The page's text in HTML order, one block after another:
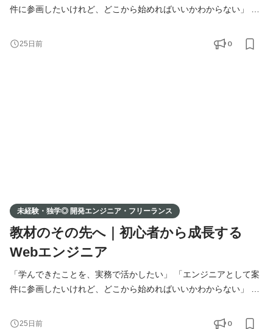
件に参画したいけれど、どこから始めればいいかわからない」 そ
案件に、エンジニアの方をマッチング・ご紹介しています。 独
学・スクール・職業訓練校で学ばれた方も、実務経験をお持ちの
25日前 0
未経験・独学◎ 開発エンジニア・フリーランス
教材のその先へ｜初心者から成長する
Webエンジニア
「学んできたことを、実務で活かしたい」 「エンジニアとして案
件に参画したいけれど、どこから始めればいいかわからない」 そ
案件に、エンジニアの方をマッチング・ご紹介しています。 独
25日前 0